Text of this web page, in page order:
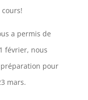
a permis de
février, nous
pour
mars.